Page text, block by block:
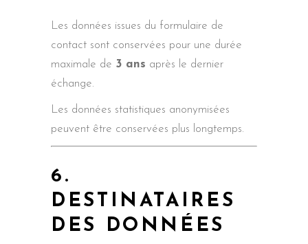
Les données issues du formulaire de
contact sont conservées pour une durée
maximale de 3 ans après le dernier
échange.
Les données statistiques anonymisées
peuvent être conservées plus longtemps.
6.
DESTINATAIRES
DES DONNÉES